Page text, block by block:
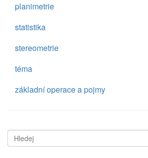
planimetrie
statistika
stereometrie
téma
základní operace a pojmy